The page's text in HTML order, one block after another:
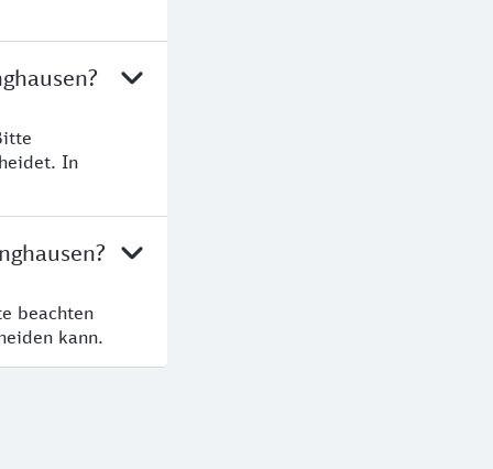
In
beachten
kann.